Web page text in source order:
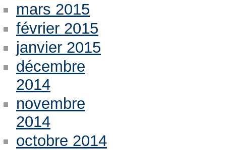
mars 2015
février 2015
janvier 2015
décembre
2014
novembre
2014
octobre 2014